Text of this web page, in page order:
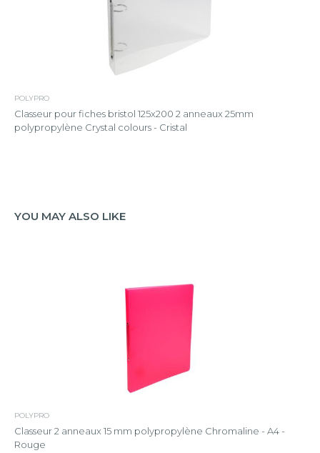
POLYPRO
Classeur pour fiches bristol 125x200 2 anneaux 25mm
polypropylène Crystal colours - Cristal
YOU MAY ALSO LIKE
POLYPRO
Classeur 2 anneaux 15 mm polypropylène Chromaline - A4 -
Rouge